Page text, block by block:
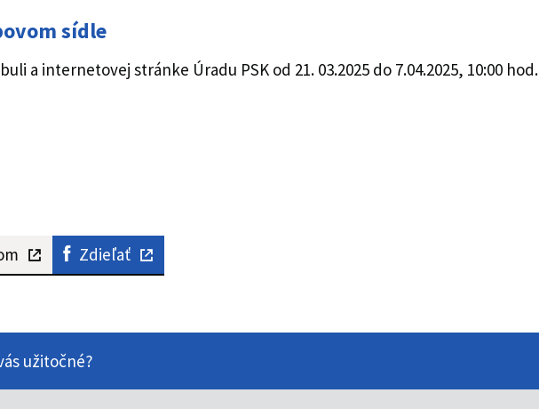
sídle
a internetovej stránke Úradu PSK od 21. 03.2025 do 7.04.2025, 10:00 hod.
Zdieľať
užitočné?